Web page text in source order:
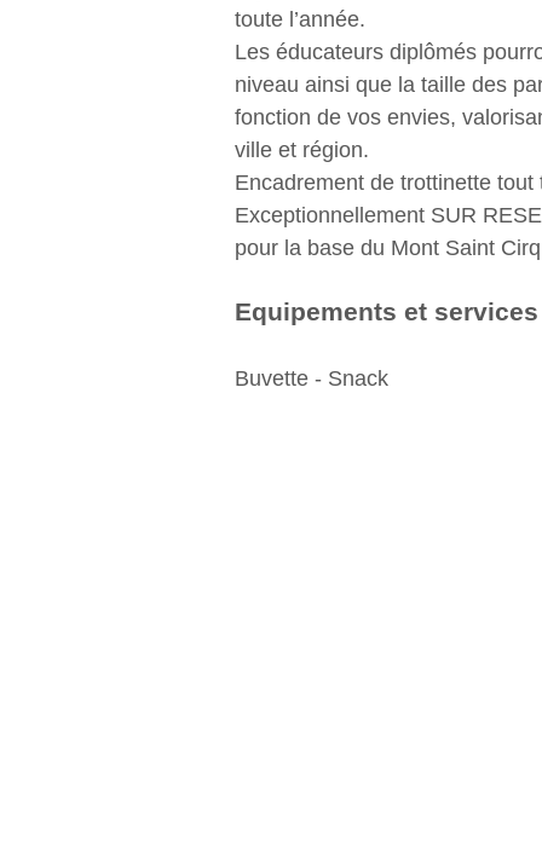
toute l’année.
Les éducateurs diplômés
niveau ainsi que la taille des
fonction de vos envies,
ville et région.
Encadrement de trottinette tout
Exceptionnellement SUR
pour la base du Mont Saint
Equipements et services
Buvette - Snack